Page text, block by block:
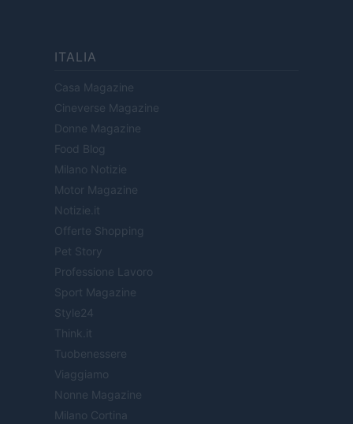
ITALIA
Casa Magazine
Cineverse Magazine
Donne Magazine
Food Blog
Milano Notizie
Motor Magazine
Notizie.it
Offerte Shopping
Pet Story
Professione Lavoro
Sport Magazine
Style24
Think.it
Tuobenessere
Viaggiamo
Nonne Magazine
Milano Cortina